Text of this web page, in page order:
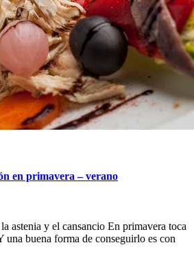
en primavera – verano
astenia y el cansancio En primavera toca
una buena forma de conseguirlo es con